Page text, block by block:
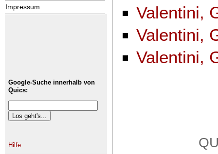
Impressum
Google-Suche innerhalb von
Quics:
Hilfe
Valentini,
Valentini,
Valentini,